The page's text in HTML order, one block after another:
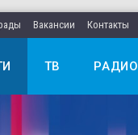
Вакансии Контакты
ТВ РАДИО